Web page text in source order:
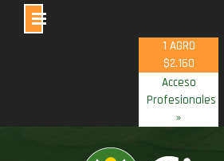
1 AGRO
$2.160
Acceso
Profesionales
»